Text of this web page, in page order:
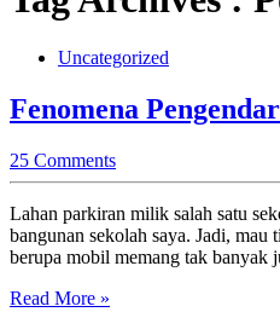
Uncategorized
Fenomena
25 Comments
Lahan parkiran milik salah satu
bangunan sekolah saya. Jadi,
berupa mobil memang tak
Read More »